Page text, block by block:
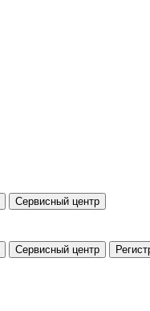
Сервисный центр
Сервисный центр